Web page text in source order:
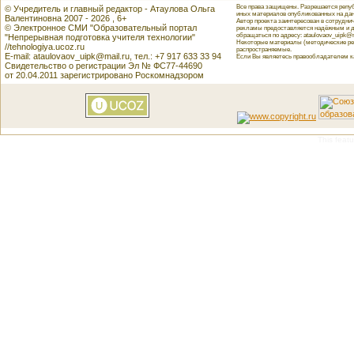
© Учредитель и главный редактор - Атаулова Ольга
Валентиновна 2007 - 2026 , 6+
© Электронное СМИ "Образовательный портал
"Непрерывная подготовка учителя технологии"
//tehnologiya.ucoz.ru
E-mail: ataulovaov_uipk@mail.ru, тел.: +7 917 633 33 94
Свидетельство о регистрации Эл № ФС77-44690
от 20.04.2011 зарегистрировано Роскомнадзором
Все права защищены. Разрешается
иных материалов опубликованных на
Автор проекта заинтересован в
рекламы предоставляется надёжным и
обращаться по адресу:
Некоторые материалы (методические
распространяемые.
Если Вы являетесь правообладателем